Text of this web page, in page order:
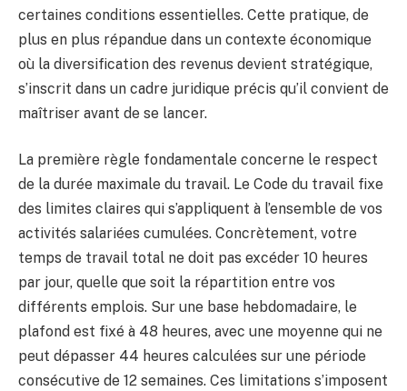
certaines conditions essentielles. Cette pratique, de
plus en plus répandue dans un contexte économique
où la diversification des revenus devient stratégique,
s’inscrit dans un cadre juridique précis qu’il convient de
maîtriser avant de se lancer.
La première règle fondamentale concerne le respect
de la durée maximale du travail. Le Code du travail fixe
des limites claires qui s’appliquent à l’ensemble de vos
activités salariées cumulées. Concrètement, votre
temps de travail total ne doit pas excéder 10 heures
par jour, quelle que soit la répartition entre vos
différents emplois. Sur une base hebdomadaire, le
plafond est fixé à 48 heures, avec une moyenne qui ne
peut dépasser 44 heures calculées sur une période
consécutive de 12 semaines. Ces limitations s’imposent